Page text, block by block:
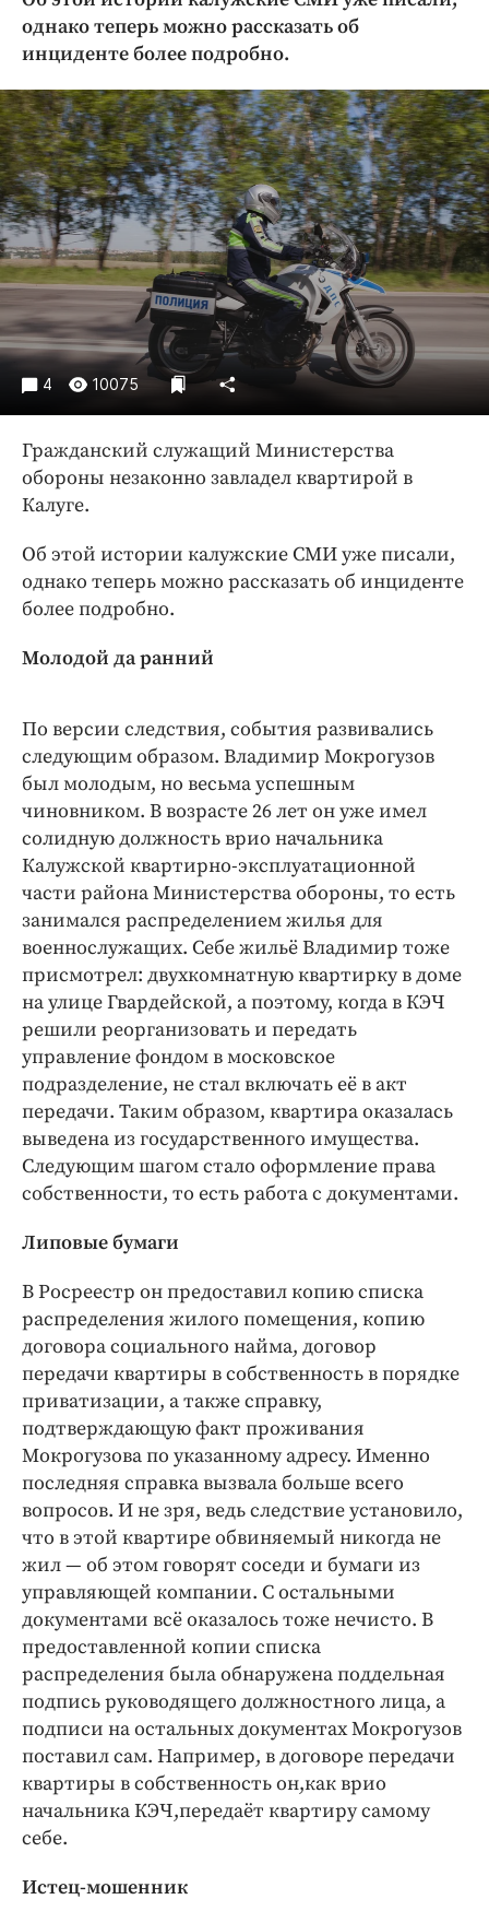
Криминал
Культура
Образование
Общество
Погода
Праздники
Происшествия
Спорт
Экономика и бизнес
ПРОЕКТЫ
Блоги
Медиаперсона
Бренд года
Работодатель года
однако теперь можно рассказать об
инциденте более подробно.
4 10075
Гражданский служащий Министерства
обороны незаконно завладел квартирой в
Калуге.
Об этой истории калужские СМИ уже писали,
однако теперь можно рассказать об инциденте
более подробно.
Молодой да ранний
По версии следствия, события развивались
следующим образом. Владимир Мокрогузов
был молодым, но весьма успешным
чиновником. В возрасте 26 лет он уже имел
солидную должность врио начальника
Калужской квартирно-­эксплуатационной
части района Министерства обороны, то есть
занимался распределением жилья для
военнослужащих. Себе жильё Владимир тоже
присмотрел: двухкомнатную квартирку в доме
на улице Гвардейской, а поэтому, когда в КЭЧ
решили реорганизовать и передать
управление фондом в московское
подразделение, не стал включать её в акт
передачи. Таким образом, квартира оказалась
выведена из государственного имущества.
Следующим шагом стало оформление права
собственности, то есть работа с документами.
Липовые бумаги
В Росреестр он предоставил копию списка
распределения жилого помещения, копию
договора социального найма, договор
передачи квартиры в собственность в порядке
приватизации, а также справку,
подтверждающую факт проживания
Мокрогузова по указанному адресу. Именно
последняя справка вызвала больше всего
вопросов. И не зря, ведь следствие установило,
что в этой квартире обвиняемый никогда не
жил — об этом говорят соседи и бумаги из
управляющей компании. С остальными
документами всё оказалось тоже нечисто. В
предоставленной копии списка
распределения была обнаружена поддельная
подпись руководящего должностного лица, а
подписи на остальных документах Мокрогузов
поставил сам. Например, в договоре передачи
квартиры в собственность он,как врио
начальника КЭЧ,передаёт квартиру самому
себе.
Истец-­мошенник